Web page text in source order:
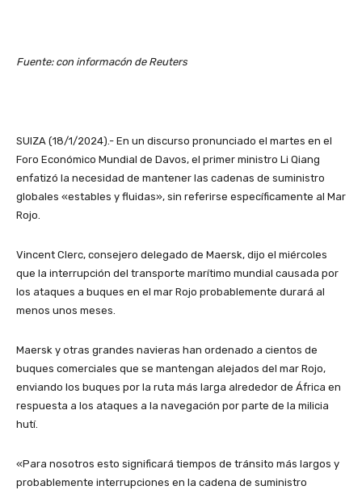
Fuente: con informacón de Reuters
SUIZA (18/1/2024).- En un discurso pronunciado el martes en el
Foro Económico Mundial de Davos, el primer ministro Li Qiang
enfatizó la necesidad de mantener las cadenas de suministro
globales «estables y fluidas», sin referirse específicamente al Mar
Rojo.
Vincent Clerc, consejero delegado de Maersk, dijo el miércoles
que la interrupción del transporte marítimo mundial causada por
los ataques a buques en el mar Rojo probablemente durará al
menos unos meses.
Maersk y otras grandes navieras han ordenado a cientos de
buques comerciales que se mantengan alejados del mar Rojo,
enviando los buques por la ruta más larga alrededor de África en
respuesta a los ataques a la navegación por parte de la milicia
hutí.
«Para nosotros esto significará tiempos de tránsito más largos y
probablemente interrupciones en la cadena de suministro